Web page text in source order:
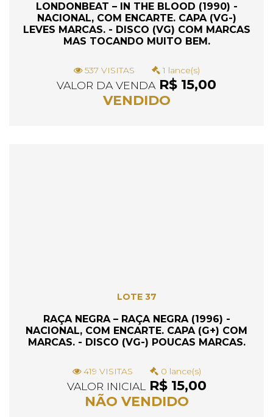
LONDONBEAT – IN THE BLOOD (1990) -
NACIONAL, COM ENCARTE. CAPA (VG-)
LEVES MARCAS. - DISCO (VG) COM MARCAS
MAS TOCANDO MUITO BEM.
537 VISITAS 1 lance(s)
VALOR DA VENDAR$ 15,00
VENDIDO
LOTE 37
RAÇA NEGRA – RAÇA NEGRA (1996) -
NACIONAL, COM ENCARTE. CAPA (G+) COM
MARCAS. - DISCO (VG-) POUCAS MARCAS.
419 VISITAS 0 lance(s)
VALOR INICIAL R$ 15,00
NÃO VENDIDO